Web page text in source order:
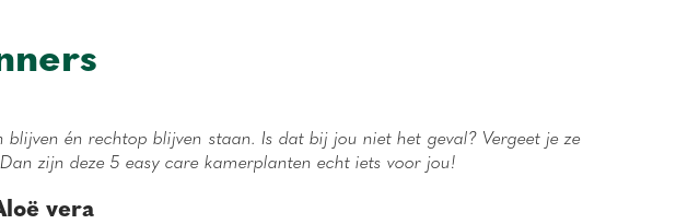
én rechtop blijven staan. Is dat bij jou niet het geval? Vergeet je ze
zijn deze 5 easy care kamerplanten echt iets voor jou!
vera